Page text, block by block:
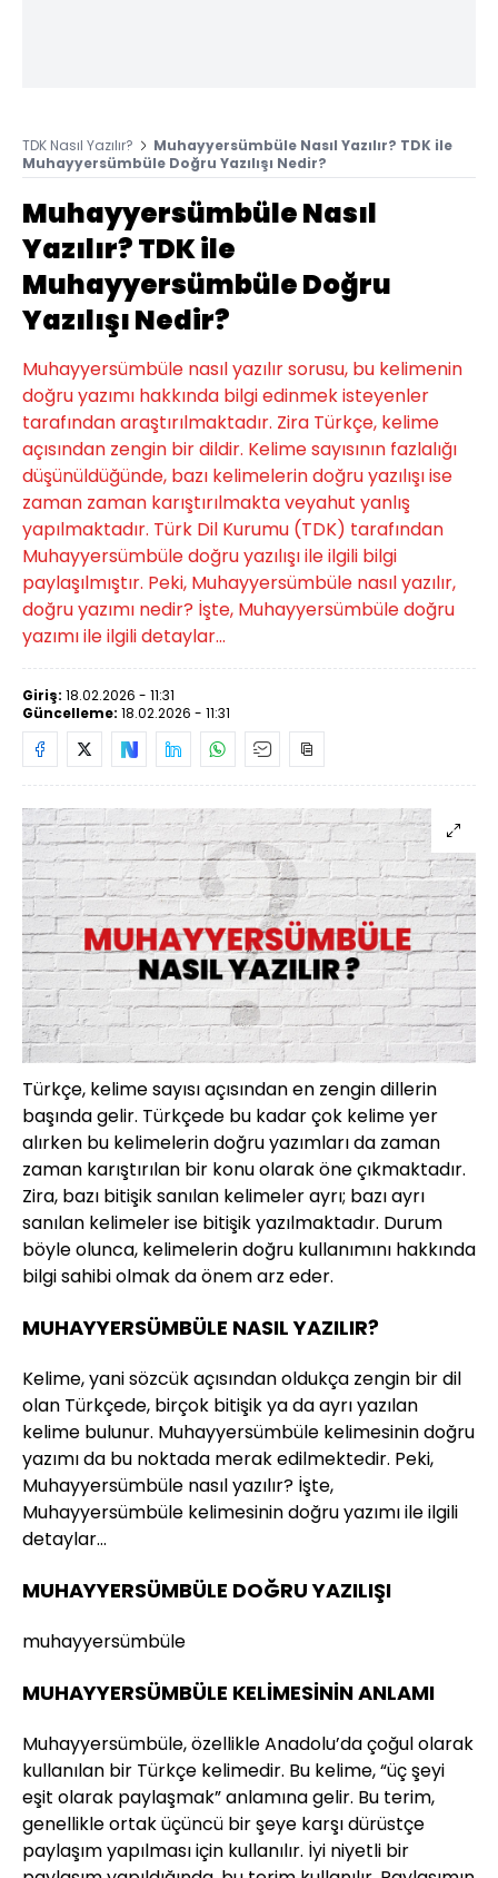
TDK Nasıl Yazılır?
Muhayyersümbüle Nasıl Yazılır? TDK ile
Muhayyersümbüle Doğru Yazılışı Nedir?
Muhayyersümbüle Nasıl
Yazılır? TDK ile
Muhayyersümbüle Doğru
Yazılışı Nedir?
Muhayyersümbüle nasıl yazılır sorusu, bu kelimenin
doğru yazımı hakkında bilgi edinmek isteyenler
tarafından araştırılmaktadır. Zira Türkçe, kelime
açısından zengin bir dildir. Kelime sayısının fazlalığı
düşünüldüğünde, bazı kelimelerin doğru yazılışı ise
zaman zaman karıştırılmakta veyahut yanlış
yapılmaktadır. Türk Dil Kurumu (TDK) tarafından
Muhayyersümbüle doğru yazılışı ile ilgili bilgi
paylaşılmıştır. Peki, Muhayyersümbüle nasıl yazılır,
doğru yazımı nedir? İşte, Muhayyersümbüle doğru
yazımı ile ilgili detaylar...
Giriş: 18.02.2026 - 11:31
Güncelleme: 18.02.2026 - 11:31
Türkçe, kelime sayısı açısından en zengin dillerin
başında gelir. Türkçede bu kadar çok kelime yer
alırken bu kelimelerin doğru yazımları da zaman
zaman karıştırılan bir konu olarak öne çıkmaktadır.
Zira, bazı bitişik sanılan kelimeler ayrı; bazı ayrı
sanılan kelimeler ise bitişik yazılmaktadır. Durum
böyle olunca, kelimelerin doğru kullanımını hakkında
bilgi sahibi olmak da önem arz eder.
MUHAYYERSÜMBÜLE NASIL YAZILIR?
Kelime, yani sözcük açısından oldukça zengin bir dil
olan Türkçede, birçok bitişik ya da ayrı yazılan
kelime bulunur. Muhayyersümbüle kelimesinin doğru
yazımı da bu noktada merak edilmektedir. Peki,
Muhayyersümbüle nasıl yazılır? İşte,
Muhayyersümbüle kelimesinin doğru yazımı ile ilgili
detaylar…
MUHAYYERSÜMBÜLE DOĞRU YAZILIŞI
muhayyersümbüle
MUHAYYERSÜMBÜLE KELİMESİNİN ANLAMI
Muhayyersümbüle, özellikle Anadolu’da çoğul olarak
kullanılan bir Türkçe kelimedir. Bu kelime, “üç şeyi
eşit olarak paylaşmak” anlamına gelir. Bu terim,
genellikle ortak üçüncü bir şeye karşı dürüstçe
paylaşım yapılması için kullanılır. İyi niyetli bir